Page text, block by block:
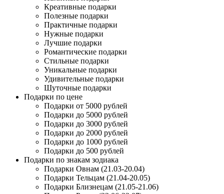
Креативные подарки
Полезные подарки
Практичные подарки
Нужные подарки
Лучшие подарки
Романтические подарки
Стильные подарки
Уникальные подарки
Удивительные подарки
Шуточные подарки
Подарки по цене
Подарки от 5000 рублей
Подарки до 5000 рублей
Подарки до 3000 рублей
Подарки до 2000 рублей
Подарки до 1000 рублей
Подарки до 500 рублей
Подарки по знакам зодиака
Подарки Овнам (21.03-20.04)
Подарки Тельцам (21.04-20.05)
Подарки Близнецам (21.05-21.06)